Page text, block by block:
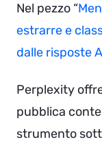
Nel pezzo “
estrarre e
dalle risposte
Perplexity
pubblica
strumento